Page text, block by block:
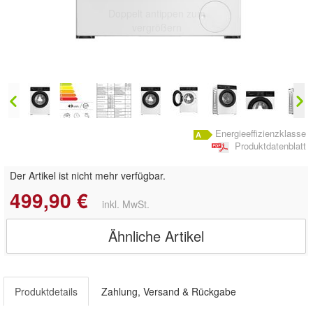
Doppelt antippen zum
Energieeffizienzklasse
Produktdatenblatt
Der Artikel ist nicht mehr verfügbar.
499,90 € inkl. MwSt.
Ähnliche Artikel
Produktdetails Zahlung, Versand & Rückgabe